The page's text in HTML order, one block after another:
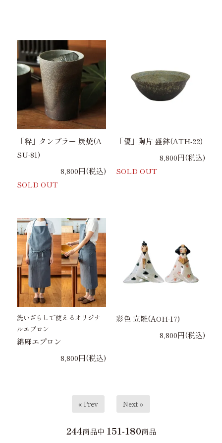
「粋」タンブラー 炭焼(A
SU-81)
8,800円(税込)
SOLD OUT
「優」陶片 盛鉢(ATH-22)
8,800円(税込)
SOLD OUT
洗いざらしで使えるオリジナ
ルエプロン
綿麻エプロン
8,800円(税込)
彩色 立雛(AOH-17)
8,800円(税込)
« Prev Next »
244商品中 151-180商品